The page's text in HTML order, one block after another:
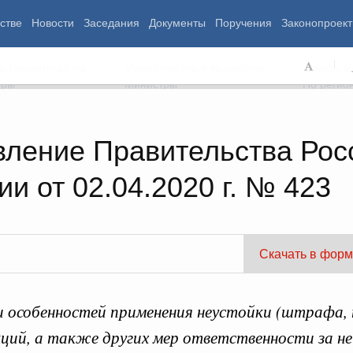
Новости Заседания Документы Поручения
Правительства
от 02.04.2020 г. № 423
Скачать в
особенностей применения неустойки (штрафа,
а также других мер ответственности за
Министры
Советы и
По
Занятость и труд
Технологическое развитие
Экология
Жильё и
Сельское
Национальные проекты